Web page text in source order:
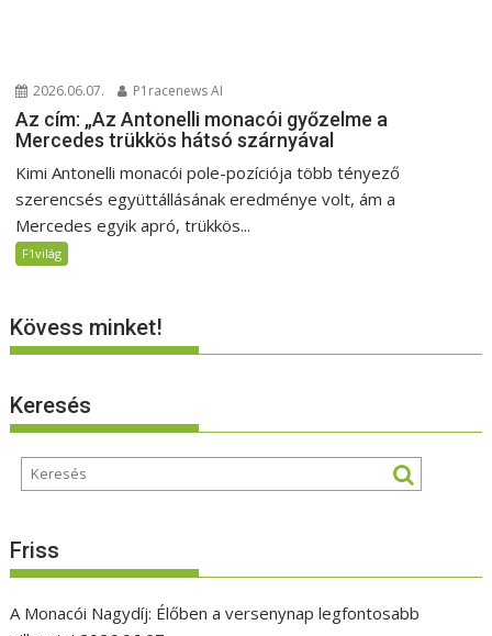
2026.06.07. P1racenews AI
Az cím: „Az Antonelli monacói győzelme a
Mercedes trükkös hátsó szárnyával
Kimi Antonelli monacói pole-pozíciója több tényező
szerencsés együttállásának eredménye volt, ám a
Mercedes egyik apró, trükkös...
F1világ
Kövess minket!
Keresés
Friss
A Monacói Nagydíj: Élőben a versenynap legfontosabb